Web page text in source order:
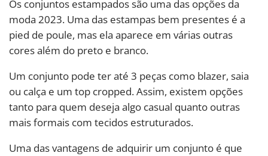
Os conjuntos estampados são uma das opções da
moda 2023. Uma das estampas bem presentes é a
pied de poule, mas ela aparece em várias outras
cores além do preto e branco.
Um conjunto pode ter até 3 peças como blazer, saia
ou calça e um top cropped. Assim, existem opções
tanto para quem deseja algo casual quanto outras
mais formais com tecidos estruturados.
Uma das vantagens de adquirir um conjunto é que